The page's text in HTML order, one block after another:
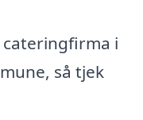
i
så tjek